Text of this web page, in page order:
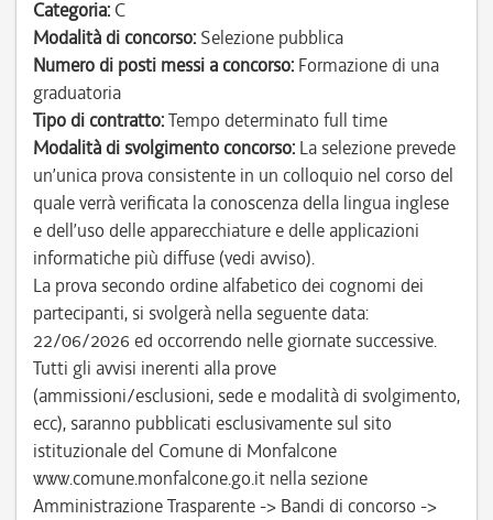
Categoria: C
Modalità di concorso: Selezione pubblica
Numero di posti messi a concorso: Formazione di una
graduatoria
Tipo di contratto:Tempo determinato full time
Modalità di svolgimento concorso: La selezione prevede
un’unica prova consistente in un colloquio nel corso del
quale verrà verificata la conoscenza della lingua inglese
e dell’uso delle apparecchiature e delle applicazioni
informatiche più diffuse (vedi avviso).
La prova secondo ordine alfabetico dei cognomi dei
partecipanti, si svolgerà nella seguente data:
22/06/2026 ed occorrendo nelle giornate successive.
Tutti gli avvisi inerenti alla prove
(ammissioni/esclusioni, sede e modalità di svolgimento,
ecc), saranno pubblicati esclusivamente sul sito
istituzionale del Comune di Monfalcone
www.comune.monfalcone.go.it nella sezione
Amministrazione Trasparente -> Bandi di concorso ->